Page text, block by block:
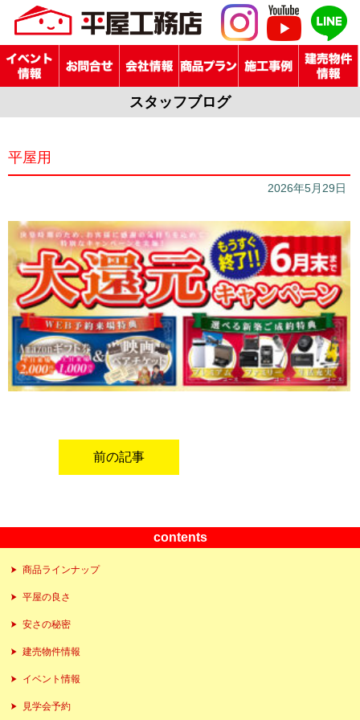
スタッフブログ
平屋用
2026年5月29日
前の記事
contents
商品ラインナップ
平屋の良さ
安さの秘密
建売物件情報
イベント情報
見学会予約